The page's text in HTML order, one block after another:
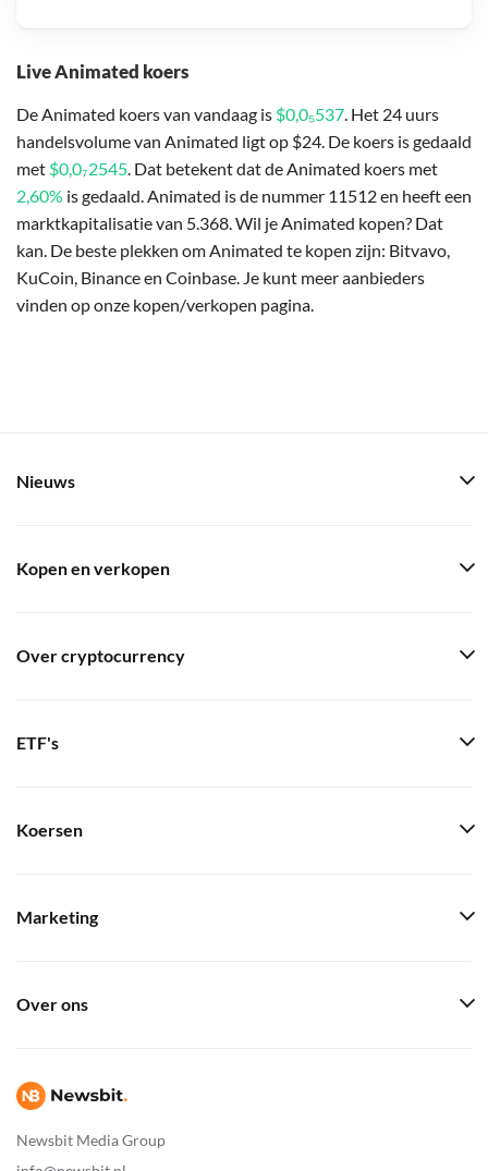
Live Animated koers
De Animated koers van vandaag is $0,0₅537. Het 24 uurs
handelsvolume van Animated ligt op $24. De koers is gedaald
met $0,0₇2545. Dat betekent dat de Animated koers met
2,60% is gedaald. Animated is de nummer 11512 en heeft een
marktkapitalisatie van 5.368. Wil je Animated kopen? Dat
kan. De beste plekken om Animated te kopen zijn: Bitvavo,
KuCoin, Binance en Coinbase. Je kunt meer aanbieders
vinden op onze kopen/verkopen pagina.
Newsbit Media Group
Nieuws
Kopen en verkopen
Over cryptocurrency
ETF's
Koersen
Marketing
Over ons